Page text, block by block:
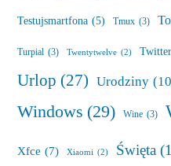
Testujsmartfona (5) Tmux (3)
Turpial (3) Twentytwelve (2) Twitter
Urlop (27) Urodziny
Windows (29) Wine (3)
Xfce (7) Xiaomi (2) Święta